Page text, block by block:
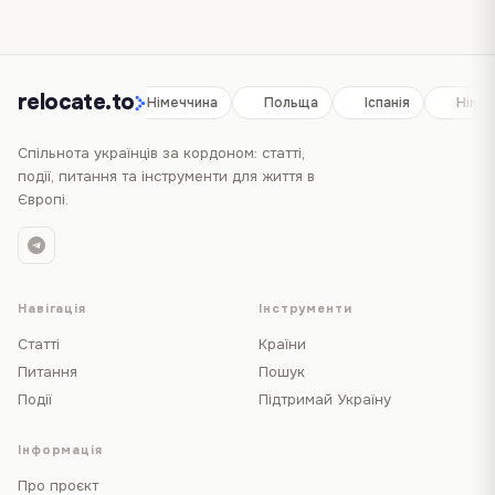
relocate.to
Іспанія Німеччина Польща Іспанія
Спільнота українців за кордоном: статті,
події, питання та інструменти для життя в
Європі.
Навігація
Статті
Питання
Події
Інструменти
Країни
Пошук
Підтримай Україну
Інформація
Про проєкт